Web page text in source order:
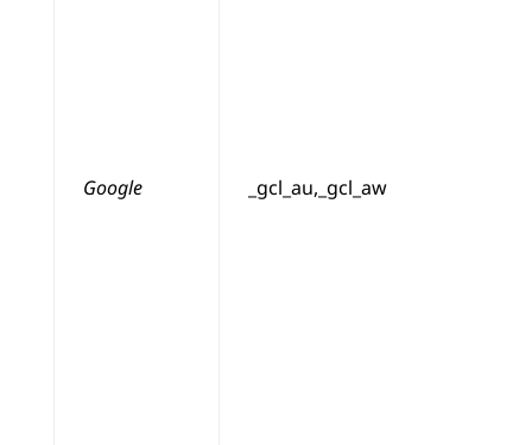
Google _gcl_au,_gcl_aw